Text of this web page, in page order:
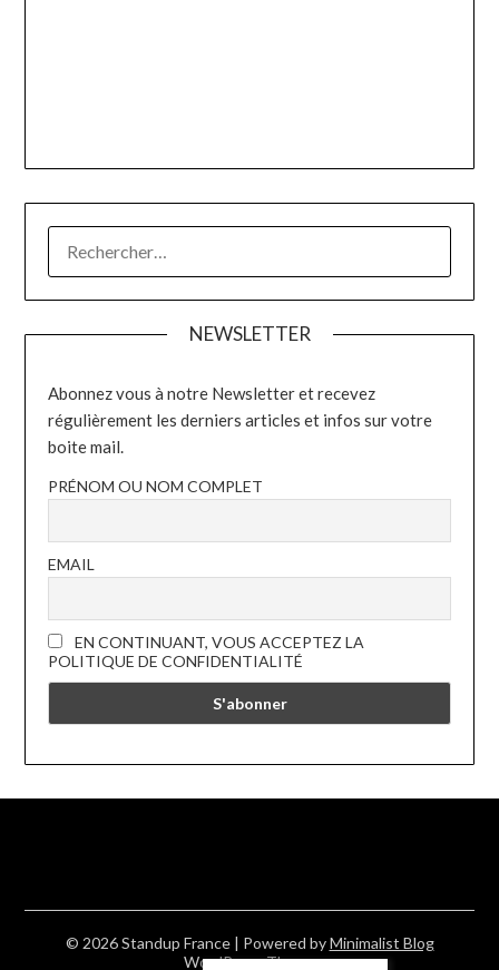
NEWSLETTER
Abonnez vous à notre Newsletter et recevez
régulièrement les derniers articles et infos sur votre
boite mail.
PRÉNOM OU NOM COMPLET
EMAIL
EN CONTINUANT, VOUS ACCEPTEZ LA
POLITIQUE DE CONFIDENTIALITÉ
© 2026 Standup France | Powered byMinimalist Blog
WordPress Theme